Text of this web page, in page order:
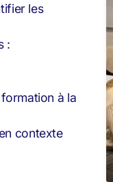
les
:
à la
contexte